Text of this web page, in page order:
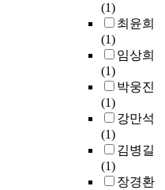
(1)
최윤희
(1)
임상희
(1)
박웅진
(1)
강만석
(1)
김병길
(1)
장경환